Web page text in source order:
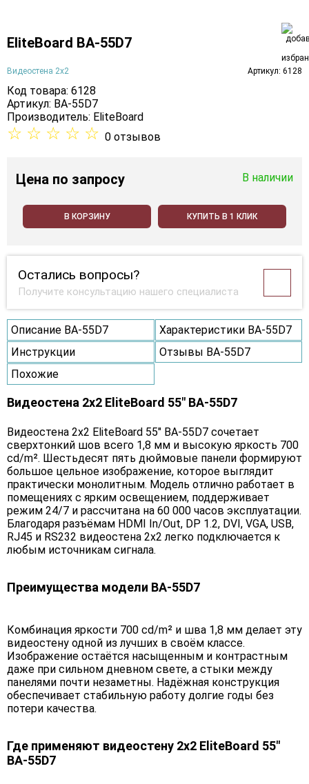
EliteBoard BA-55D7
Видеостена 2x2 Артикул: 6128
Код товара: 6128
Артикул: BA-55D7
Производитель: EliteBoard
☆ ☆ ☆ ☆ ☆ 0 отзывов
Цена по запросу В наличии
В КОРЗИНУ КУПИТЬ В 1 КЛИК
Остались вопросы?
Получите консультацию нашего специалиста
Описание BA-55D7
Характеристики BA-55D7
Инструкции
Отзывы BA-55D7
Похожие
Видеостена 2x2 EliteBoard 55" BA-55D7
Видеостена 2х2 EliteBoard 55" BA-55D7 сочетает
сверхтонкий шов всего 1,8 мм и высокую яркость 700
cd/m². Шестьдесят пять дюймовые панели формируют
большое цельное изображение, которое выглядит
практически монолитным. Модель отлично работает в
помещениях с ярким освещением, поддерживает
режим 24/7 и рассчитана на 60 000 часов эксплуатации.
Благодаря разъёмам HDMI In/Out, DP 1.2, DVI, VGA, USB,
RJ45 и RS232 видеостена 2х2 легко подключается к
любым источникам сигнала.
Преимущества модели BA-55D7
Комбинация яркости 700 cd/m² и шва 1,8 мм делает эту
видеостену одной из лучших в своём классе.
Изображение остаётся насыщенным и контрастным
даже при сильном дневном свете, а стыки между
панелями почти незаметны. Надёжная конструкция
обеспечивает стабильную работу долгие годы без
потери качества.
Где применяют видеостену 2х2 EliteBoard 55"
BA-55D7